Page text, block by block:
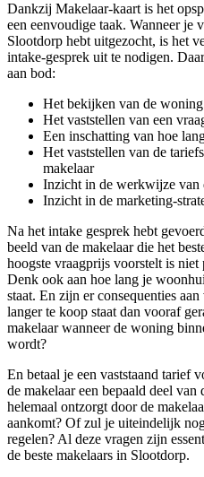
Dankzij Makelaar-kaart is het
een eenvoudige taak. Wanneer je
Slootdorp hebt uitgezocht, is het
intake-gesprek uit te nodigen.
aan bod:
Het bekijken van de woning
Het vaststellen van een
Een inschatting van hoe
Het vaststellen van de
makelaar
Inzicht in de werkwijze van
Inzicht in de marketing-
Na het intake gesprek hebt
beeld van de makelaar die het
hoogste vraagprijs voorstelt is niet
Denk ook aan hoe lang je
staat. En zijn er consequenties
langer te koop staat dan vooraf
makelaar wanneer de woning
wordt?
En betaal je een vaststaand tarief
de makelaar een bepaald deel
helemaal ontzorgt door de
aankomt? Of zul je uiteindelijk
regelen? Al deze vragen zijn
de beste makelaars in Slootdorp.